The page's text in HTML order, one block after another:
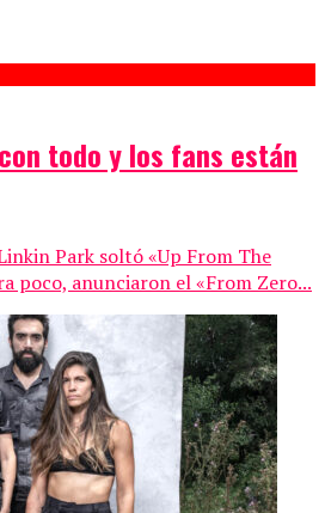
todo y los fans están
Park soltó «Up From The
poco, anunciaron el «From Zero...